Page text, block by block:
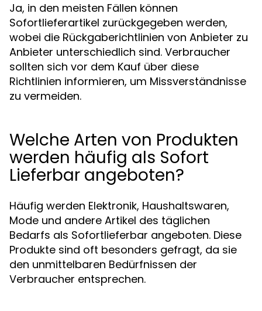
Ja, in den meisten Fällen können
Sofortlieferartikel zurückgegeben werden,
wobei die Rückgaberichtlinien von Anbieter zu
Anbieter unterschiedlich sind. Verbraucher
sollten sich vor dem Kauf über diese
Richtlinien informieren, um Missverständnisse
zu vermeiden.
Welche Arten von Produkten
werden häufig als Sofort
Lieferbar angeboten?
Häufig werden Elektronik, Haushaltswaren,
Mode und andere Artikel des täglichen
Bedarfs als Sofortlieferbar angeboten. Diese
Produkte sind oft besonders gefragt, da sie
den unmittelbaren Bedürfnissen der
Verbraucher entsprechen.